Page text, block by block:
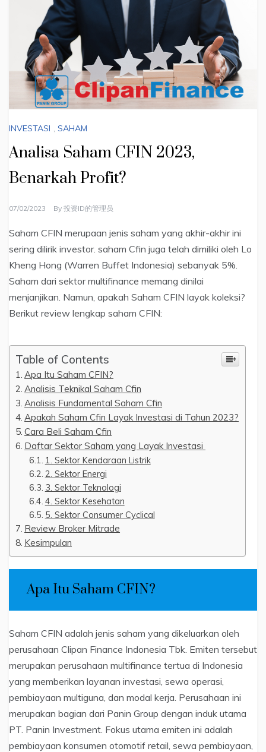
INVESTASI SAHAM
Analisa Saham CFIN 2023,
Benarkah Profit?
07/02/2023 By 投资ID的管理员
Saham CFIN merupaan jenis saham yang akhir-akhir ini
sering dilirik investor. saham Cfin juga telah dimiliki oleh Lo
Kheng Hong (Warren Buffet Indonesia) sebanyak 5%.
Saham dari sektor multifinance memang dinilai
menjanjikan. Namun, apakah Saham CFIN layak koleksi?
Berikut review lengkap saham CFIN:
Table of Contents
Apa Itu Saham CFIN?
Analisis Teknikal Saham Cfin
Analisis Fundamental Saham Cfin
Apakah Saham Cfin Layak Investasi di Tahun 2023?
Cara Beli Saham Cfin
Daftar Sektor Saham yang Layak Investasi
1. Sektor Kendaraan Listrik
2. Sektor Energi
3. Sektor Teknologi
4. Sektor Kesehatan
5. Sektor Consumer Cyclical
Review Broker Mitrade
Kesimpulan
Apa Itu Saham CFIN?
Saham CFIN adalah jenis saham yang dikeluarkan oleh
perusahaan Clipan Finance Indonesia Tbk. Emiten tersebut
merupakan perusahaan multifinance tertua di Indonesia
yang memberikan layanan investasi, sewa operasi,
pembiayaan multiguna, dan modal kerja. Perusahaan ini
merupakan bagian dari Panin Group dengan induk utama
PT. Panin Investment. Fokus utama emiten ini adalah
pembiayaan konsumen otomotif retail, sewa pembiayaan,